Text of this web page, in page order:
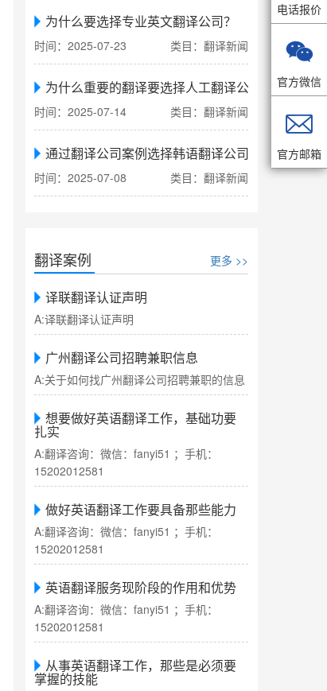
为什么要选择专业英文翻译公司？
时间：2025-07-23 类目：翻译新闻
为什么重要的翻译要选择人工翻译公司
时间：2025-07-14 类目：翻译新闻
通过翻译公司案例选择韩语翻译公司
时间：2025-07-08 类目：翻译新闻
翻译案例 更多 >>
译联翻译认证声明
A:译联翻译认证声明
广州翻译公司招聘兼职信息
A:关于如何找广州翻译公司招聘兼职的信息
想要做好英语翻译工作，基础功要
扎实
A:翻译咨询：微信：fanyi51 ；手机：
15202012581
做好英语翻译工作要具备那些能力
A:翻译咨询：微信：fanyi51 ；手机：
15202012581
英语翻译服务现阶段的作用和优势
A:翻译咨询：微信：fanyi51 ；手机：
15202012581
从事英语翻译工作，那些是必须要
掌握的技能
电话报价

官方微信

官方邮箱